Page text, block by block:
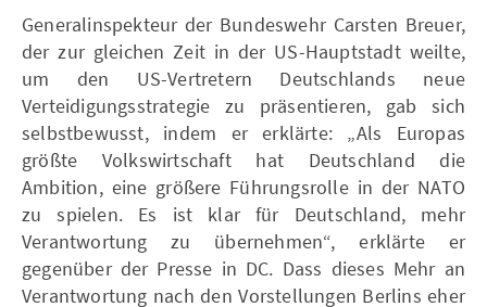
Generalinspekteur der Bundeswehr Carsten Breuer,
der zur gleichen Zeit in der US-Hauptstadt weilte,
um den US-Vertretern Deutschlands neue
Verteidigungsstrategie zu präsentieren, gab sich
selbstbewusst, indem er erklärte: „Als Europas
größte Volkswirtschaft hat Deutschland die
Ambition, eine größere Führungsrolle in der NATO
zu spielen. Es ist klar für Deutschland, mehr
Verantwortung zu übernehmen“, erklärte er
gegenüber der Presse in DC. Dass dieses Mehr an
Verantwortung nach den Vorstellungen Berlins eher